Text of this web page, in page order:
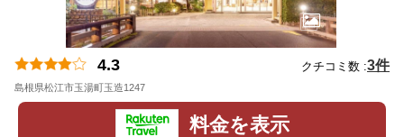
4.3 クチコミ数 :3件
島根県松江市玉湯町玉造1247
料金を表示